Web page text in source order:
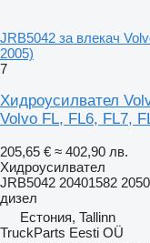
JRB5042 за влекач
2005)
7
Хидроусилвател
Volvo FL, FL6, FL7,
205,65 € ≈ 402,90 лв.
Хидроусилвател
JRB5042 20401582
дизел
Естония, Tallinn
TruckParts Eesti OÜ